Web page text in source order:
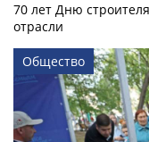
70 лет Дню
отрасли
Общество